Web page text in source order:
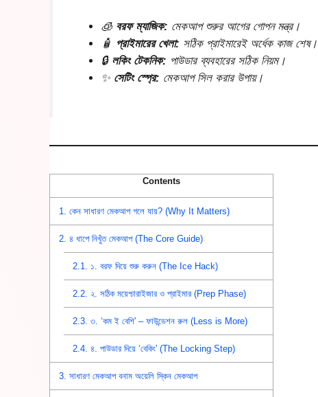
🧊 বরফ ম্যাজিক: মেকআপ শুরুর আগের গোপন মন্ত্র।
🧴 প্রাইমারের খেলা: সঠিক প্রাইমারেই অর্ধেক কাজ শেষ।
🔒 লকিং টেকনিক: পাউডার ব্যবহারের সঠিক নিয়ম।
✨ সেটিং স্প্রে: মেকআপ সিল করার উপায়।
Contents
1. কেন সাধারণ মেকআপ গলে যায়? (Why It Matters)
2. ৪ ধাপে নিখুঁত মেকআপ (The Core Guide)
2.1. ১. বরফ দিয়ে শুরু করুন (The Ice Hack)
2.2. ২. সঠিক ময়েশ্চারাইজার ও প্রাইমার (Prep Phase)
2.3. ৩. ‘কম ই বেশি' – ফাউন্ডেশন রুল (Less is More)
2.4. ৪. পাউডার দিয়ে ‘বেকিং' (The Locking Step)
3. সাধারণ মেকআপ বনাম অয়েলি স্কিন মেকআপ